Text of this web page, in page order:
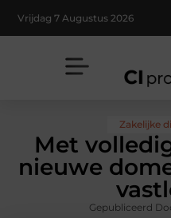
Vrijdag 7 Augustus 2026
Zakelijke
Met
nieuwe
Gepubliceerd